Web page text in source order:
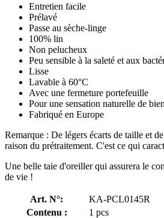
Entretien facile
Prélavé
Passe au sèche-linge
100% lin
Non pelucheux
Peu sensible à la saleté et aux
Lisse
Lavable à 60°C
Avec une fermeture portefeuille
Pour une sensation naturelle de
Fabriqué en Europe
Remarque : De légers écarts de taille et
raison du prétraitement. C'est ce qui
Une belle taie d'oreiller qui assurera le
de vie !
Art. N°:
KA-PCL0145R
Contenu :
1 pcs